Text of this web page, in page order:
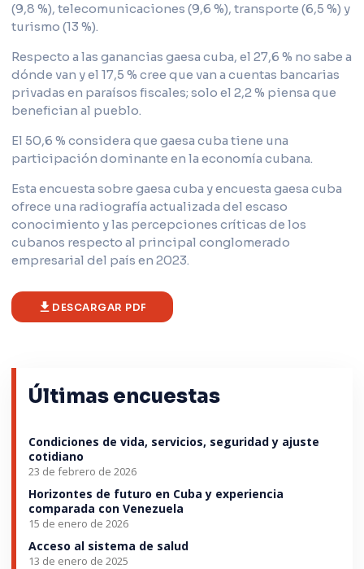
(9,8 %), telecomunicaciones (9,6 %), transporte (6,5 %) y
turismo (13 %).
Respecto a las ganancias gaesa cuba, el 27,6 % no sabe a
dónde van y el 17,5 % cree que van a cuentas bancarias
privadas en paraísos fiscales; solo el 2,2 % piensa que
benefician al pueblo.
El 50,6 % considera que gaesa cuba tiene una
participación dominante en la economía cubana.
Esta encuesta sobre gaesa cuba y encuesta gaesa cuba
ofrece una radiografía actualizada del escaso
conocimiento y las percepciones críticas de los
cubanos respecto al principal conglomerado
empresarial del país en 2023.
DESCARGAR PDF
Últimas encuestas
Condiciones de vida, servicios, seguridad y ajuste
cotidiano
23 de febrero de 2026
Horizontes de futuro en Cuba y experiencia
comparada con Venezuela
15 de enero de 2026
Acceso al sistema de salud
13 de enero de 2025